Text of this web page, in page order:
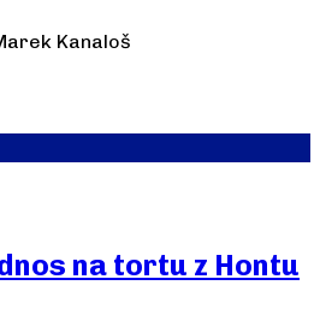
Kanaloš
na tortu z Hontu